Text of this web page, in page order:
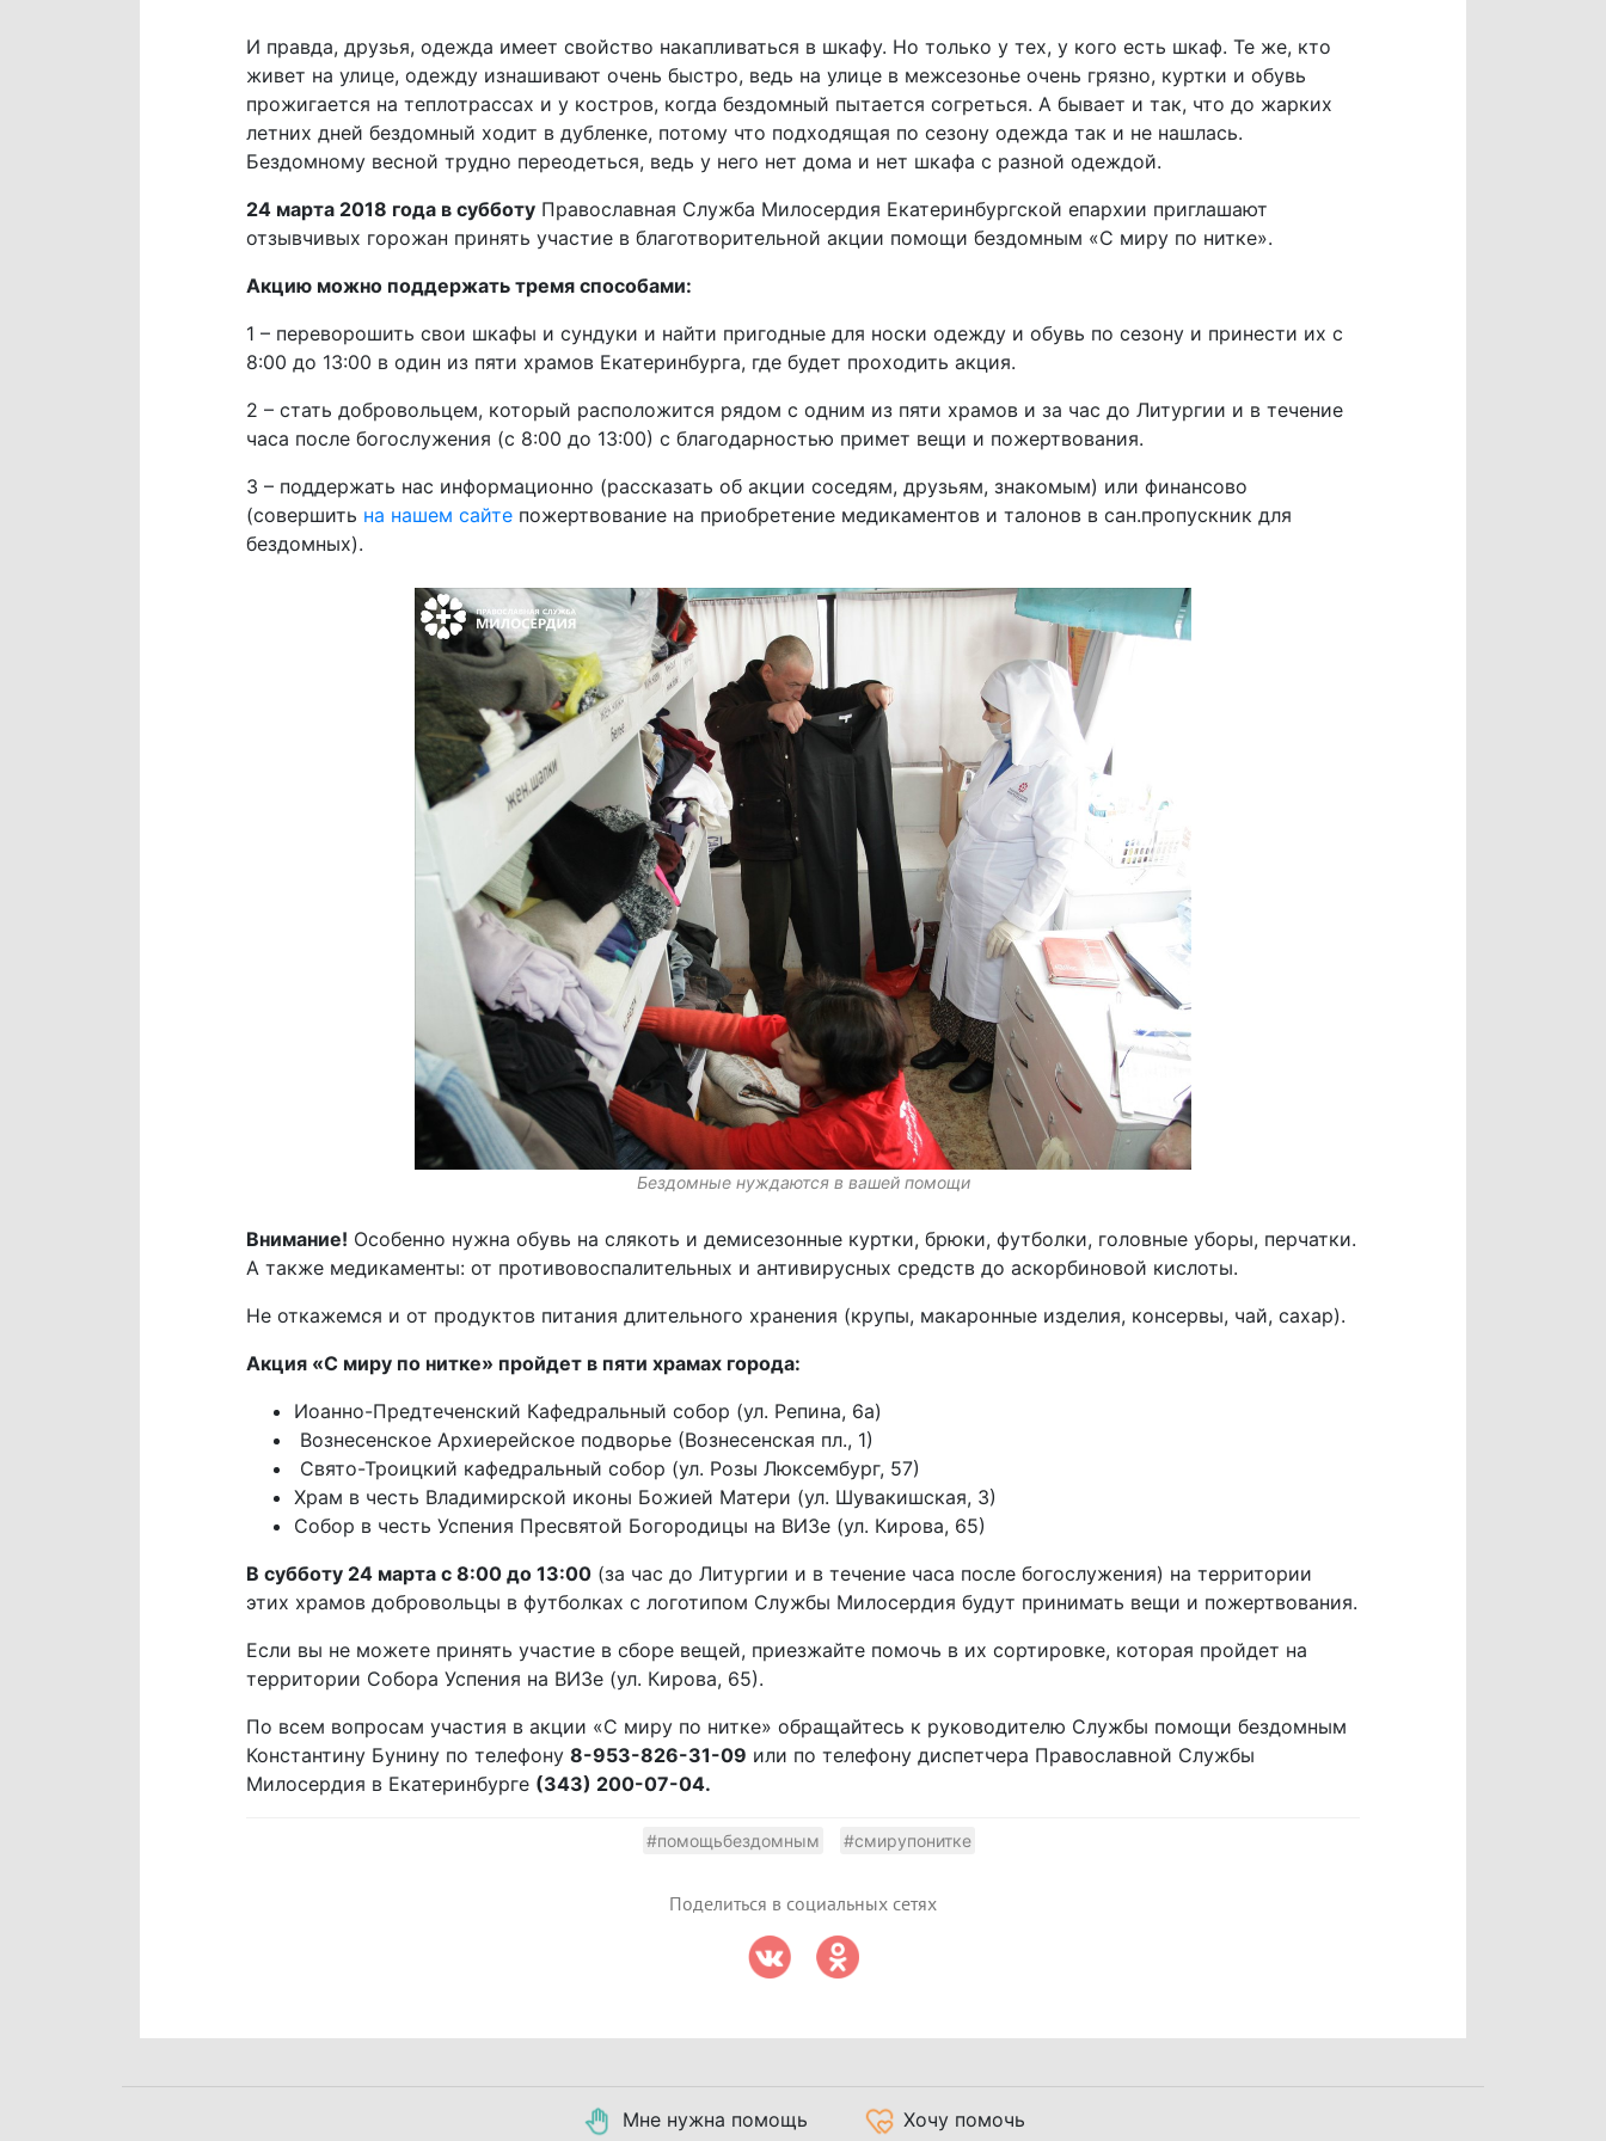
И правда, друзья, одежда имеет свойство накапливаться в шкафу. Но только у тех, у кого есть шкаф. Те же, кто
живет на улице, одежду изнашивают очень быстро, ведь на улице в межсезонье очень грязно, куртки и обувь
прожигается на теплотрассах и у костров, когда бездомный пытается согреться. А бывает и так, что до жарких
летних дней бездомный ходит в дубленке, потому что подходящая по сезону одежда так и не нашлась.
Бездомному весной трудно переодеться, ведь у него нет дома и нет шкафа с разной одеждой.
24 марта 2018 года в субботуПравославная Служба Милосердия Екатеринбургской епархии приглашают
отзывчивых горожан принять участие в благотворительной акции помощи бездомным «С миру по нитке».
Акцию можно поддержать тремя способами:
1 – переворошить свои шкафы и сундуки и найти пригодные для носки одежду и обувь по сезону и принести их с
8:00 до 13:00 в один из пяти храмов Екатеринбурга, где будет проходить акция.
2 – стать добровольцем, который расположится рядом с одним из пяти храмов и за час до Литургии и в течение
часа после богослужения (с 8:00 до 13:00) с благодарностью примет вещи и пожертвования.
3 – поддержать нас информационно (рассказать об акции соседям, друзьям, знакомым) или финансово
(совершить на нашем сайтепожертвование на приобретение медикаментов и талонов в сан.пропускник для
бездомных).
Бездомные нуждаются в вашей помощи
Внимание! Особенно нужна обувь на слякоть и демисезонные куртки, брюки, футболки, головные уборы, перчатки.
А также медикаменты: от противовоспалительных и антивирусных средств до аскорбиновой кислоты.
Не откажемся и от продуктов питания длительного хранения (крупы, макаронные изделия, консервы, чай, сахар).
Акция «С миру по нитке» пройдет в пяти храмах города:
Иоанно-Предтеченский Кафедральный собор (ул. Репина, 6а)
​ Вознесенское Архиерейское подворье (Вознесенская пл., 1)
​ Свято-Троицкий кафедральный собор (ул. Розы Люксембург, 57)
Храм в честь Владимирской иконы Божией Матери (ул. Шувакишская, 3)
Собор в честь Успения Пресвятой Богородицы на ВИЗе (ул. Кирова, 65)
В субботу 24 марта с 8:00 до 13:00(за час до Литургии и в течение часа после богослужения) на территории
этих храмов добровольцы в футболках с логотипом Службы Милосердия будут принимать вещи и пожертвования.
Если вы не можете принять участие в сборе вещей, приезжайте помочь в их сортировке, которая пройдет на
территории Собора Успения на ВИЗе (ул. Кирова, 65).
По всем вопросам участия в акции «С миру по нитке» обращайтесь к руководителю Службы помощи бездомным
Константину Бунину по телефону 8-953-826-31-09 или по телефону диспетчера Православной Службы
Милосердия в Екатеринбурге (343) 200-07-04.
#помощьбездомным #смирупонитке
Поделиться в социальных сетях
Мне нужна помощь Хочу помочь